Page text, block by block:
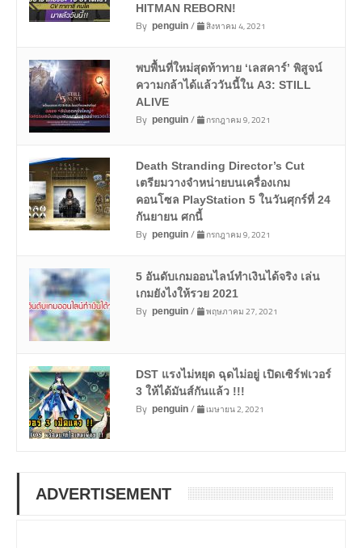
HITMAN REBORN!
By penguin/ สิงหาคม 4, 2021
พบพื้นที่ใหม่สุดท้าทาย ‘เลสคาร์’ พิสูจน์
ความกล้าได้แล้ววันนี้ใน A3: STILL
ALIVE
By penguin/ กรกฎาคม 9, 2021
Death Stranding Director’s Cut
เตรียมวางจำหน่ายบนเครื่องเกม
คอนโซล PlayStation 5 ในวันศุกร์ที่ 24
กันยายน ศกนี้
By penguin/ กรกฎาคม 9, 2021
5 อันดับเกมออนไลน์ทำเงินได้จริง เล่น
เกมยังไงให้รวย 2021
By penguin/ พฤษภาคม 27, 2021
DST แรงไม่หยุด ฉุดไม่อยู่ เปิดเซิร์ฟเวอร์
3 ให้ได้มันส์กันแล้ว !!!
By penguin/ เมษายน 2, 2021
ADVERTISEMENT